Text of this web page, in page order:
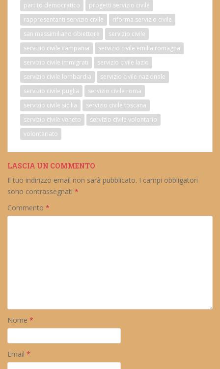
partito democratico
progetti servizio civile
rappresentanti servizio civile
riforma servizio civile
san massimiliano obiettore
servizio civile
servizio civile campania
servizio civile emilia romagna
servizio civile immigrati
servizio civile lazio
servizio civile lombardia
servizio civile nazionale
servizio civile puglia
servizio civile roma
servizio civile sicilia
servizio civile toscana
servizio civile veneto
servizio civile volontario
volontariato
LASCIA UN COMMENTO
Il tuo indirizzo email non sarà pubblicato. I campi obbligatori
sono contrassegnati *
Commento *
Nome *
Email *